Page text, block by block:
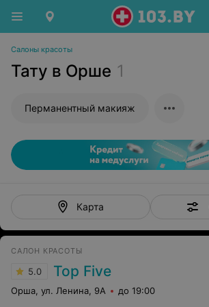
Салоны красоты
Тату в Орше 1
Перманентный макияж
Карта
САЛОН КРАСОТЫ
5.0 Top Five
Орша, ул. Ленина, 9А до 19:00